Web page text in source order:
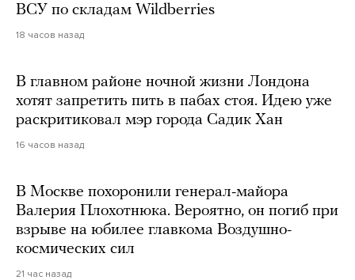
ВСУ по складам Wildberries
18 часов назад
В главном районе ночной жизни Лондона
хотят запретить пить в пабах стоя. Идею уже
раскритиковал мэр города Садик Хан
16 часов назад
В Москве похоронили генерал-майора
Валерия Плохотнюка. Вероятно, он погиб при
взрыве на юбилее главкома Воздушно-
космических сил
21 час назад